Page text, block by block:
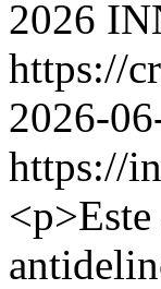
2026
https://
2026-
https://